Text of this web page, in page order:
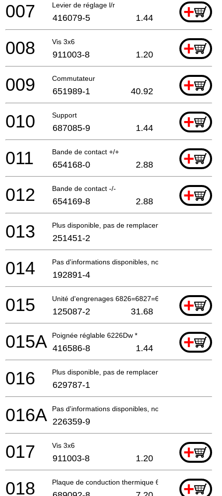
Levier de réglage l/r +
007 416079-5 1.44
Vis 3x6 +
008 911003-8 1.20
Commutateur +
009 651989-1 40.92
Support +
010 687085-9 1.44
Bande de contact +/+ +
011 654168-0 2.88
Bande de contact -/- +
012 654169-8 2.88
Plus disponible, pas de remplacement
013 251451-2
Pas d'informations disponibles, non commandable
014 192891-4
Unité d'engrenages 6826=6827=6828Dw +
015 125087-2 31.68
Poignée réglable 6226Dw * +
015A 416586-8 1.44
Plus disponible, pas de remplacement
016 629787-1
Pas d'informations disponibles, non commandable
016A 226359-9
Vis 3x6 +
017 911003-8 1.20
Plaque de conduction thermique 6226 Etc*+
018